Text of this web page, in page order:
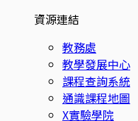
資源連結
教務處
教學發展中心
課程查詢系統
通識課程地圖
X實驗學院